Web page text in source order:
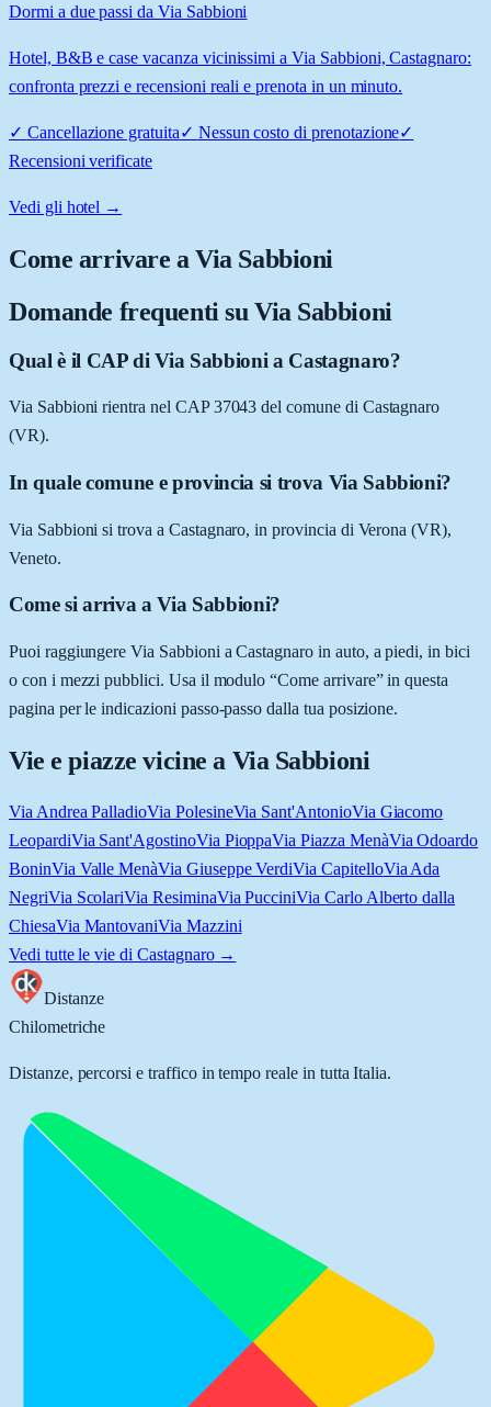
Dormi a due passi da Via Sabbioni
Hotel, B&B e case vacanza vicinissimi a Via Sabbioni, Castagnaro:
confronta prezzi e recensioni reali e prenota in un minuto.
✓ Cancellazione gratuita✓ Nessun costo di prenotazione✓
Recensioni verificate
Vedi gli hotel →
Come arrivare aVia Sabbioni
Domande frequenti su Via Sabbioni
Qual è il CAP di Via Sabbioni a Castagnaro?
Via Sabbioni rientra nel CAP 37043 del comune di Castagnaro
(VR).
In quale comune e provincia si trova Via Sabbioni?
Via Sabbioni si trova a Castagnaro, in provincia di Verona (VR),
Veneto.
Come si arriva a Via Sabbioni?
Puoi raggiungere Via Sabbioni a Castagnaro in auto, a piedi, in bici
o con i mezzi pubblici. Usa il modulo “Come arrivare” in questa
pagina per le indicazioni passo-passo dalla tua posizione.
Vie e piazze vicine a Via Sabbioni
Via Andrea PalladioVia PolesineVia Sant'AntonioVia Giacomo
LeopardiVia Sant'AgostinoVia PioppaVia Piazza MenàVia Odoardo
BoninVia Valle MenàVia Giuseppe VerdiVia CapitelloVia Ada
NegriVia ScolariVia ResiminaVia PucciniVia Carlo Alberto dalla
ChiesaVia MantovaniVia Mazzini
Vedi tutte le vie di Castagnaro→
Distanze
Chilometriche
Distanze, percorsi e traffico in tempo reale in tutta Italia.